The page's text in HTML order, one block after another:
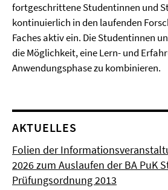
fortgeschrittene Studentinnen und
kontinuierlich in den laufenden
Faches aktiv ein. Die Studentinnen
die Möglichkeit, eine Lern- und
Anwendungsphase zu kombinieren.
AKTUELLES
Folien der
2026 zum Auslaufen der BA PuK
Prüfungsordnung 2013